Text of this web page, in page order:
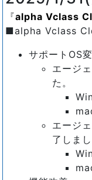
alpha Vclass
■alpha Vclass
サポートOS
エージ
た。
エージ
了しまし